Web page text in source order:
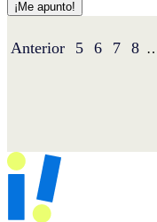
Anterior 5 6 7 8